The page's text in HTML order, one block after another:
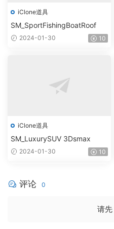
iClone道具
SM_SportFishingBoatRoof
2024-01-30 10
iClone道具
SM_LuxurySUV 3Dsmax
2024-01-30 10
评论 0
请先